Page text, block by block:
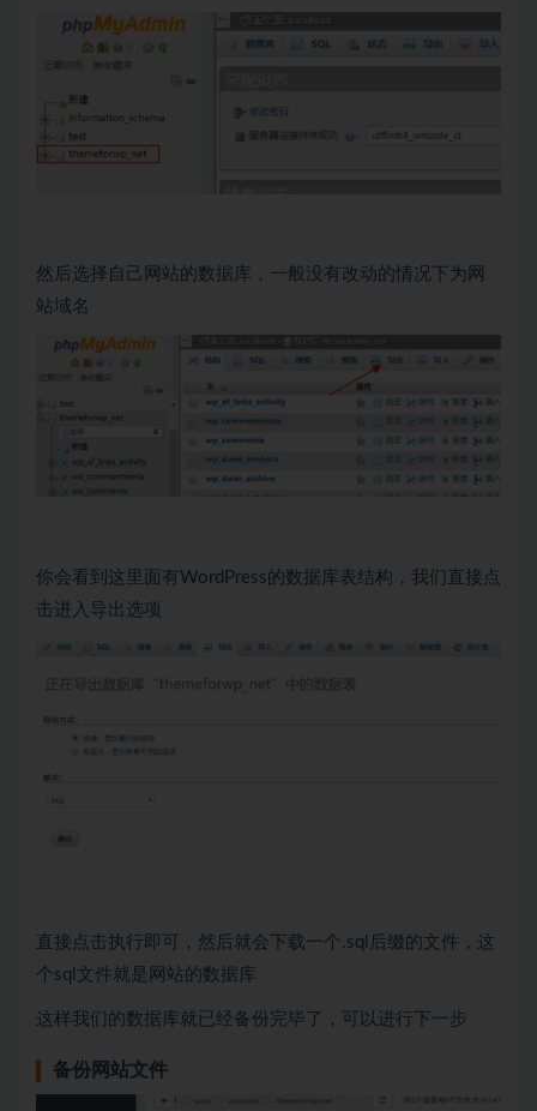
然后选择自己网站的数据库，一般没有改动的情况下为网
站域名
你会看到这里面有WordPress的数据库表结构，我们直接点
击进入导出选项
直接点击执行即可，然后就会下载一个.sql后缀的文件，这
个sql文件就是网站的数据库
这样我们的数据库就已经备份完毕了，可以进行下一步
备份网站文件